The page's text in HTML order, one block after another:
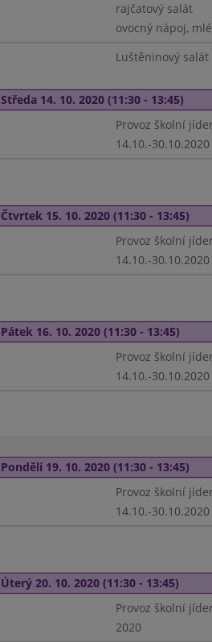
rajčatový salát
ovocný nápoj,
Luštěninový
Středa 14. 10. 2020 (11:30 - 13:45)
Provoz školní
14.10.-30.10.2020
Čtvrtek 15. 10. 2020 (11:30 - 13:45)
Provoz školní
14.10.-30.10.2020
Pátek 16. 10. 2020 (11:30 - 13:45)
Provoz školní
14.10.-30.10.2020
Pondělí 19. 10. 2020 (11:30 - 13:45)
Provoz školní
14.10.-30.10.2020
Úterý 20. 10. 2020 (11:30 - 13:45)
Provoz školní
2020